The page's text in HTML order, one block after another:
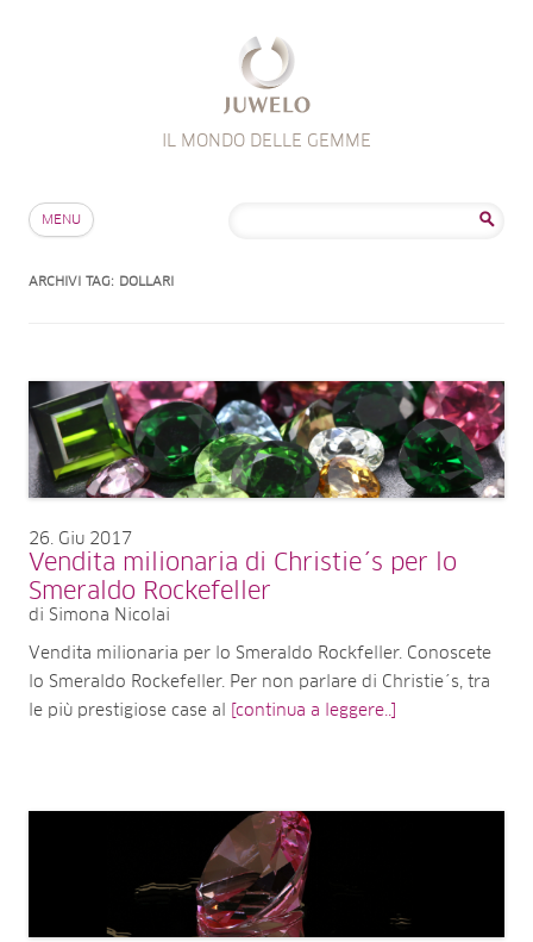
IL MONDO DELLE GEMME
MENU
ARCHIVI TAG: DOLLARI
26 Giu 2017
Vendita milionaria di Christie´s per lo
Smeraldo Rockefeller
di Simona Nicolai
Vendita milionaria per lo Smeraldo Rockfeller. Conoscete
lo Smeraldo Rockefeller. Per non parlare di Christie´s, tra
le più prestigiose case al
[continua a leggere..]